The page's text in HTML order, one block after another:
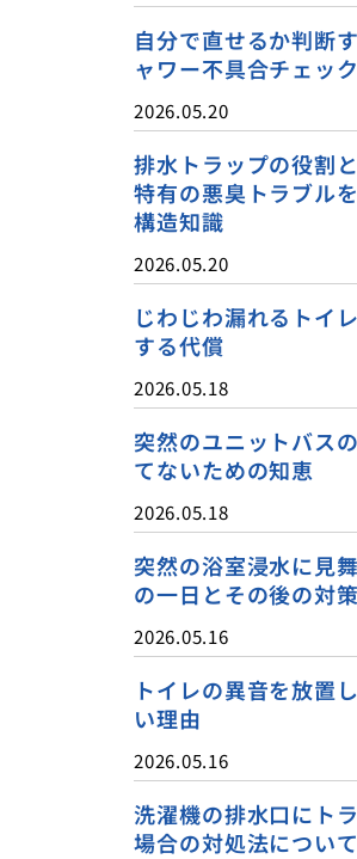
自分で直せるか判断
ャワー不具合チェッ
2026.05.20
排水トラップの役割
特有の悪臭トラブル
構造知識
2026.05.20
じわじわ漏れるトイ
する代償
2026.05.18
突然のユニットバス
てないための知恵
2026.05.18
突然の浴室浸水に見
の一日とその後の対策
2026.05.16
トイレの異音を放置
い理由
2026.05.16
洗濯機の排水口にト
場合の対処法について